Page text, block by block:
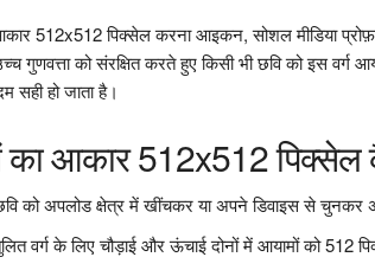
512x512 पिक्सेल करना आइकन, सोशल मीडिया
गुणवत्ता को संरक्षित करते हुए किसी भी छवि को इस वर्ग
सही हो जाता है।
का आकार 512x512
को अपलोड क्षेत्र में खींचकर या अपने डिवाइस से चुनकर
वर्ग के लिए चौड़ाई और ऊंचाई दोनों में आयामों को 512